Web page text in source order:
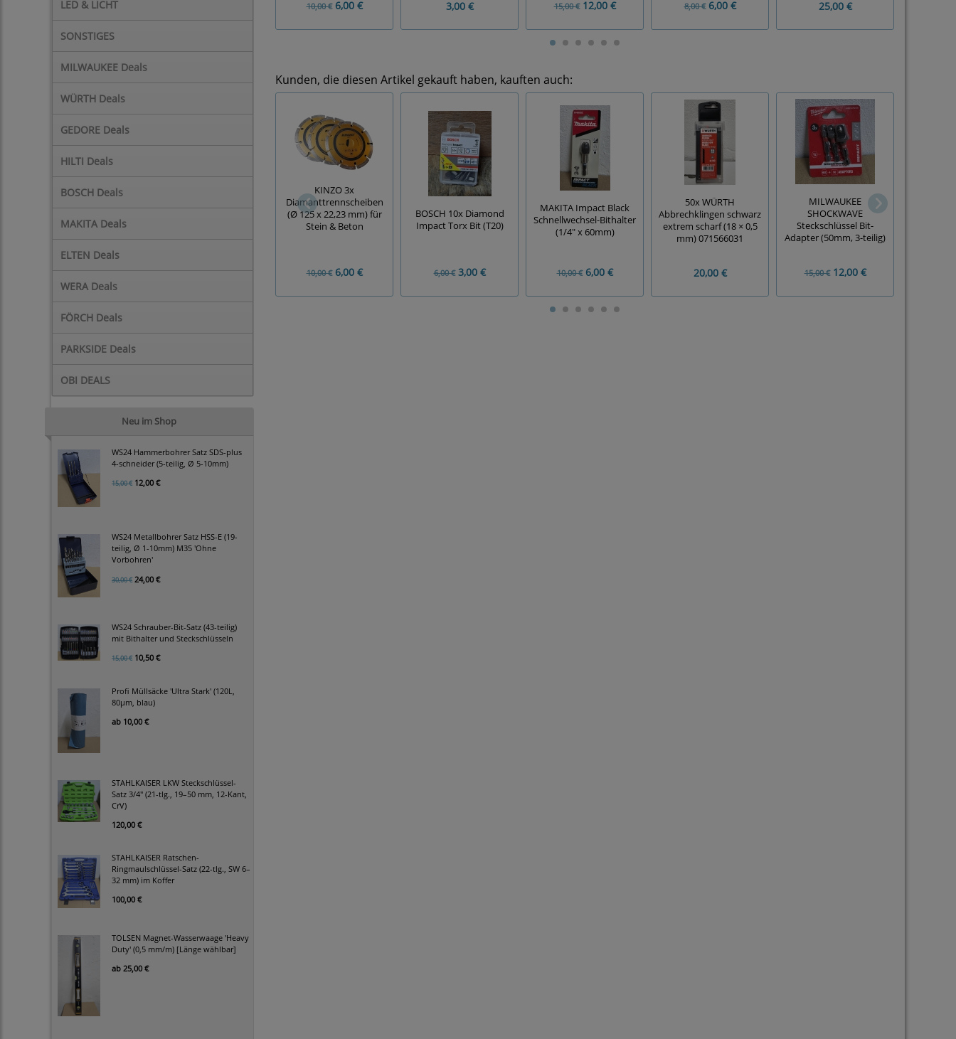
LED & LICHT
SONSTIGES
MILWAUKEE Deals
WÜRTH Deals
GEDORE Deals
HILTI Deals
BOSCH Deals
MAKITA Deals
ELTEN Deals
WERA Deals
FÖRCH Deals
PARKSIDE Deals
OBI DEALS
Neu im Shop
WS24 Hammerbohrer Satz SDS-plus
4-schneider (5-teilig, Ø 5-10mm)
15,00 € 12,00 €
WS24 Metallbohrer Satz HSS-E (19-
teilig, Ø 1-10mm) M35 'Ohne
Vorbohren'
30,00 € 24,00 €
WS24 Schrauber-Bit-Satz (43-teilig)
mit Bithalter und Steckschlüsseln
15,00 € 10,50 €
Profi Müllsäcke 'Ultra Stark' (120L,
80µm, blau)
ab 10,00 €
STAHLKAISER LKW Steckschlüssel-
Satz 3/4" (21-tlg., 19–50 mm, 12-Kant,
CrV)
120,00 €
STAHLKAISER Ratschen-
Ringmaulschlüssel-Satz (22-tlg., SW 6–
32 mm) im Koffer
100,00 €
TOLSEN Magnet-Wasserwaage 'Heavy
Duty' (0,5 mm/m) [Länge wählbar]
ab 25,00 €
10,00 €6,00 € 3,00 € 15,00 €12,00 € 8,00 €6,00 € 25,00 €
Kunden, die diesen Artikel gekauft haben, kauften auch:
KINZO 3x
Diamanttrennscheiben
(Ø 125 x 22,23 mm) für
Stein & Beton
10,00 €6,00 €
BOSCH 10x Diamond
Impact Torx Bit (T20)
6,00 €3,00 €
MAKITA Impact Black
Schnellwechsel-Bithalter
(1/4" x 60mm)
10,00 €6,00 €
50x WÜRTH
Abbrechklingen schwarz
extrem scharf (18 × 0,5
mm) 071566031
20,00 €
MILWAUKEE
SHOCKWAVE
Steckschlüssel Bit-
Adapter (50mm, 3-teilig)
15,00 €12,00 €